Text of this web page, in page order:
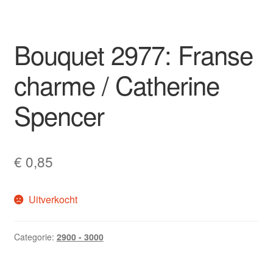
Bouquet 2977: Franse
charme / Catherine
Spencer
€ 0,85
Uitverkocht
Categorie: 2900 - 3000